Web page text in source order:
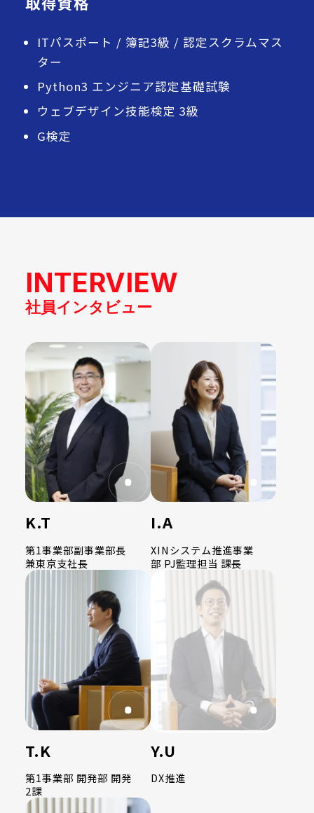
ITパスポート / 簿記3級 / 認定スクラムマス
ター
Python3 エンジニア認定基礎試験
ウェブデザイン技能検定 3級
G検定
INTERVIEW
社員インタビュー
K.T
第1事業部副事業部長
兼東京支社長
I.A
XINシステム推進事業
部 PJ監理担当 課長
T.K
第1事業部 開発部 開発
2課
Y.U
DX推進